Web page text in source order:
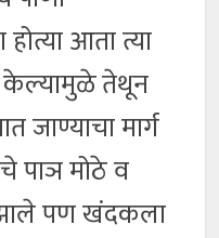
आता त्या
केल्यामुळे तेथून
जाण्याचा मार्ग
पाञ मोठे व
पण खंदकला